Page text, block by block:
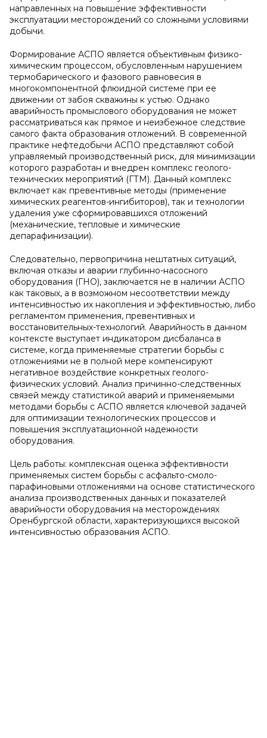
направленных на повышение эффективности
эксплуатации месторождений со сложными условиями
добычи.
Формирование АСПО является объективным физико-
химическим процессом, обусловленным нарушением
термобарического и фазового равновесия в
многокомпонентной флюидной системе при ее
движении от забоя скважины к устью. Однако
аварийность промыслового оборудования не может
рассматриваться как прямое и неизбежное следствие
самого факта образования отложений. В современной
практике нефтедобычи АСПО представляют собой
управляемый производственный риск, для минимизации
которого разработан и внедрен комплекс геолого-
технических мероприятий (ГТМ). Данный комплекс
включает как превентивные методы (применение
химических реагентов-ингибиторов), так и технологии
удаления уже сформировавшихся отложений
(механические, тепловые и химические
депарафинизации).
Следовательно, первопричина нештатных ситуаций,
включая отказы и аварии глубинно-насосного
оборудования (ГНО), заключается не в наличии АСПО
как таковых, а в возможном несоответствии между
интенсивностью их накопления и эффективностью, либо
регламентом применения, превентивных и
восстановительных-технологий. Аварийность в данном
контексте выступает индикатором дисбаланса в
системе, когда применяемые стратегии борьбы с
отложениями не в полной мере компенсируют
негативное воздействие конкретных геолого-
физических условий. Анализ причинно-следственных
связей между статистикой аварий и применяемыми
методами борьбы с АСПО является ключевой задачей
для оптимизации технологических процессов и
повышения эксплуатационной надежности
оборудования.
Цель работы: комплексная оценка эффективности
применяемых систем борьбы с асфальто-смоло-
парафиновыми отложениями на основе статистического
анализа производственных данных и показателей
аварийности оборудования на месторождениях
Оренбургской области, характеризующихся высокой
интенсивностью образования АСПО.